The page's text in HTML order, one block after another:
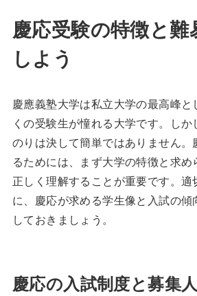
慶応受験の特徴と難
しよう
慶應義塾大学は私立大学の最高峰
くの受験生が憧れる大学です。し
のりは決して簡単ではありません
るためには、まず大学の特徴と求
正しく理解することが重要です。
に、慶応が求める学生像と入試の
しておきましょう。
慶応の入試制度と募集